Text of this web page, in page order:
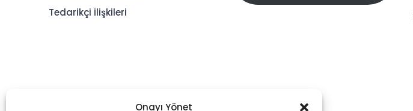
Onayı Yönet
Tedarikçi İlişkileri